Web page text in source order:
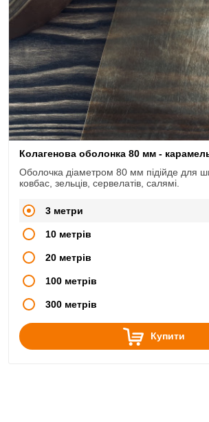
Колагенова оболонка 80 мм -
Оболочка діаметром 80 мм підійде для
ковбас, зельців, сервелатів, салямі.
3 метри
10 метрів
20 метрів
100 метрів
300 метрів
Купити